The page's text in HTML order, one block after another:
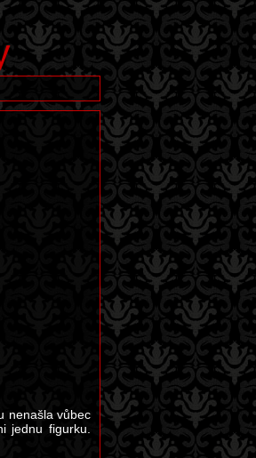
nenašla vůbec
jednu figurku.